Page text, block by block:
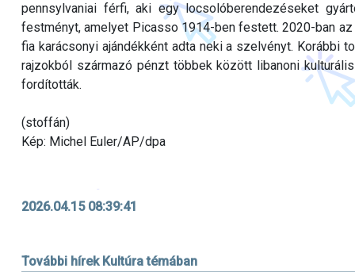
pennsylvaniai férfi, aki egy locsolóberendezéseket
festményt, amelyet Picasso 1914-ben festett. 2020-ban
fia karácsonyi ajándékként adta neki a szelvényt. Korábbi
rajzokból származó pénzt többek között libanoni
fordították.
(stoffán)
Kép: Michel Euler/AP/dpa
2026.04.15 08:39:41
További hírek Kultúra témában